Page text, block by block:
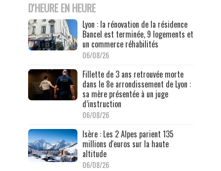
D'HEURE EN HEURE
Lyon : la rénovation de la résidence
Bancel est terminée, 9 logements et
un commerce réhabilités
06/08/26
Fillette de 3 ans retrouvée morte
dans le 8e arrondissement de Lyon :
sa mère présentée à un juge
d’instruction
06/08/26
Isère : Les 2 Alpes parient 135
millions d'euros sur la haute
altitude
06/08/26